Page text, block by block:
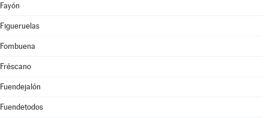
Fayón
Figueruelas
Fombuena
Fréscano
Fuendejalón
Fuendetodos